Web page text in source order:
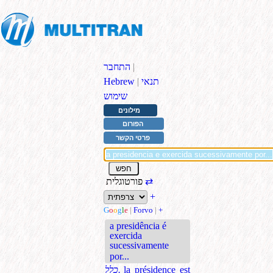
התחבר |
Hebrew | תנאי
שימוש
מילונים
הפורום
פרטי הקשר
⇄
+
Google | Forvo | +
a presidência é
exercida
sucessivamente
por...
כלל. la présidence est